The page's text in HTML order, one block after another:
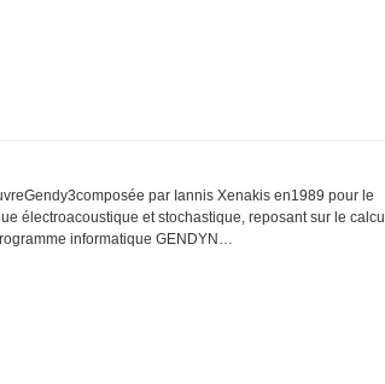
par Iannis Xenakis en1989 pour le
électroacoustique et stochastique, reposant sur le calcul
informatique GENDYN…